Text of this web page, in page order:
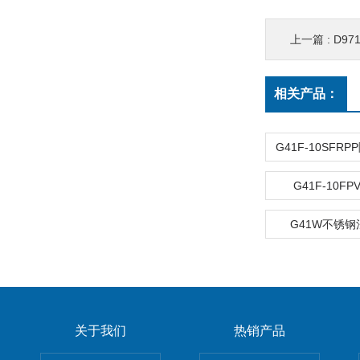
上一篇 :
相关产品：
G41F-
G41W不锈钢
关于我们 热销产品